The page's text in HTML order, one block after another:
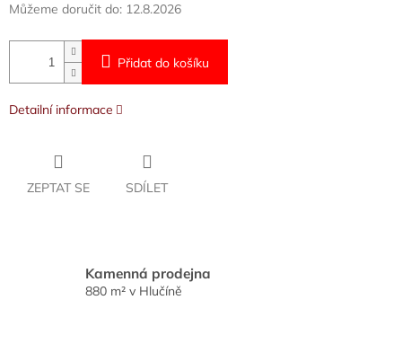
Můžeme doručit do: 12.8.2026
Přidat do košíku
Detailní informace
ZEPTAT SE SDÍLET
Kamenná prodejna
880 m² v Hlučíně